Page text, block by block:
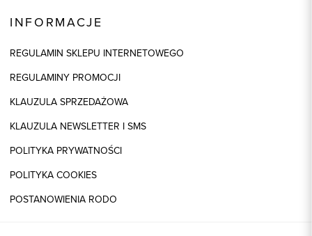
INFORMACJE
REGULAMIN SKLEPU INTERNETOWEGO
REGULAMINY PROMOCJI
KLAUZULA SPRZEDAŻOWA
KLAUZULA NEWSLETTER I SMS
POLITYKA PRYWATNOŚCI
POLITYKA COOKIES
POSTANOWIENIA RODO